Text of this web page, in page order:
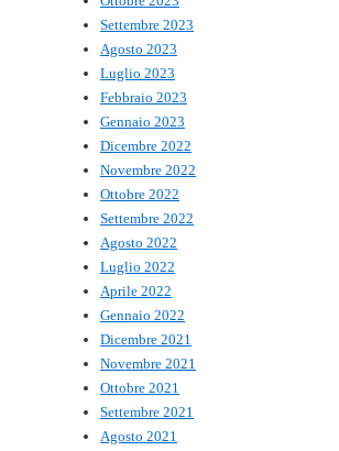
Settembre 2023
Agosto 2023
Luglio 2023
Febbraio 2023
Gennaio 2023
Dicembre 2022
Novembre 2022
Ottobre 2022
Settembre 2022
Agosto 2022
Luglio 2022
Aprile 2022
Gennaio 2022
Dicembre 2021
Novembre 2021
Ottobre 2021
Settembre 2021
Agosto 2021